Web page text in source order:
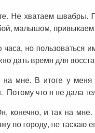
Не хватаем
малышом, привыкаем
но пользоваться
дать время для
мне. В итоге у
что я не дала
конечно, и так на
по городу, не таскаю